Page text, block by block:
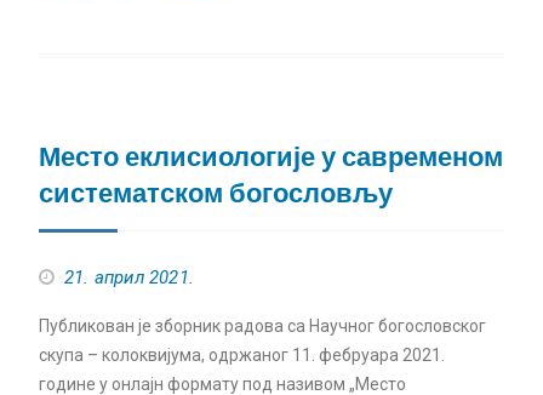
Место еклисиологије у савременом
систематском богословљу
21. април 2021.
Публикован је зборник радова са Научног богословског
скупа – колоквијума, одржаног 11. фебруара 2021.
године у онлајн формату под називом „Место